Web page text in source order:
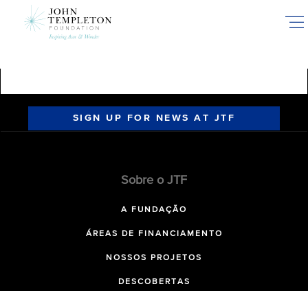
SIGN UP FOR NEWS AT JTF
Sobre o JTF
A FUNDAÇÃO
ÁREAS DE FINANCIAMENTO
NOSSOS PROJETOS
DESCOBERTAS